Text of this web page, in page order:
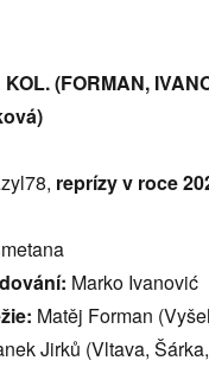
(FORMAN,
reprízy v roce
Marko Ivanović
Matěj Forman
Jirků (Vltava,